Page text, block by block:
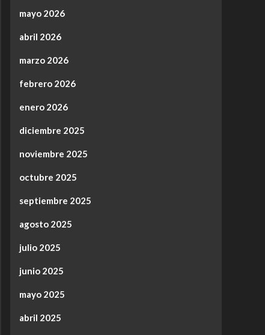
mayo 2026
abril 2026
marzo 2026
febrero 2026
enero 2026
diciembre 2025
noviembre 2025
octubre 2025
septiembre 2025
agosto 2025
julio 2025
junio 2025
mayo 2025
abril 2025